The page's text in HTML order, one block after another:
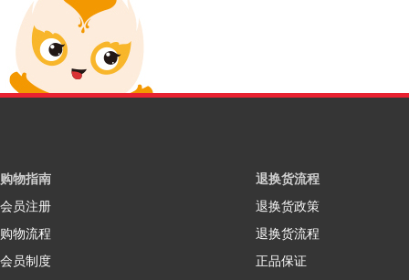
购物指南
会员注册
购物流程
会员制度
退换货流程
退换货政策
退换货流程
正品保证